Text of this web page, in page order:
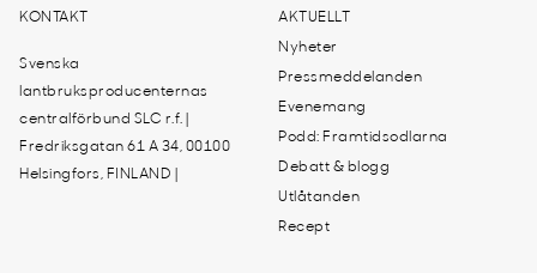
KONTAKT
Svenska
lantbruksproducenternas
centralförbund SLC r.f. |
Fredriksgatan 61 A 34, 00100
Helsingfors, FINLAND |
AKTUELLT
Nyheter
Pressmeddelanden
Evenemang
Podd: Framtidsodlarna
Debatt & blogg
Utlåtanden
Recept